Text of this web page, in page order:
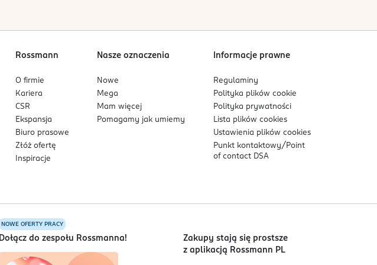
Sortowanie wgdata: od najnowszej
Rossmann
O firmie
Kariera
CSR
Ekspansja
Biuro prasowe
Złóż ofertę
Inspiracje
Nasze oznaczenia
Nowe
Mega
Mam więcej
Pomagamy jak umiemy
Informacje prawne
Regulaminy
Polityka plikówcookie
Polityka prywatności
Lista plikówcookies
Ustawienia plikówcookies
Punkt kontaktowy/ Point
of contact DSA
NOWE OFERTY PRACY
Dołącz do zespołu Rossmanna!
Zakupy stają się prostsze
z aplikacją Rossmann PL